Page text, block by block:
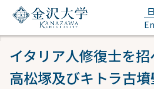
イタリア人修復士を
高松塚及びキトラ古